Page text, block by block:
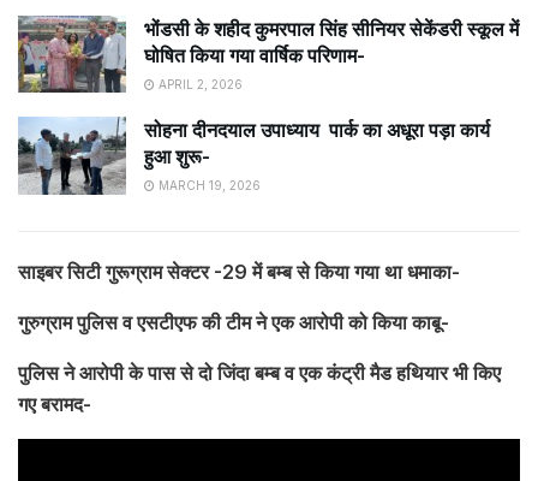
भोंडसी के शहीद कुमरपाल सिंह सीनियर सेकेंडरी स्कूल में
घोषित किया गया वार्षिक परिणाम-
APRIL 2, 2026
सोहना दीनदयाल उपाध्याय पार्क का अधूरा पड़ा कार्य
हुआ शुरू-
MARCH 19, 2026
साइबर सिटी गुरूग्राम सेक्टर -29 में बम्ब से किया गया था धमाका-
गुरुग्राम पुलिस व एसटीएफ की टीम ने एक आरोपी को किया काबू-
पुलिस ने आरोपी के पास से दो जिंदा बम्ब व एक कंट्री मैड हथियार भी किए
गए बरामद-